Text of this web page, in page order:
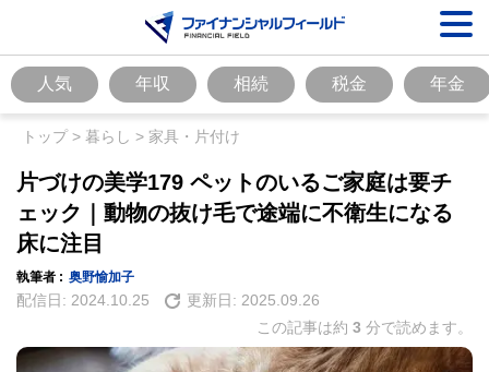
人気 年収 相続 税金 年金
トップ> 暮らし > 家具・片付け
片づけの美学179 ペットのいるご家庭は要チ
ェック｜動物の抜け毛で途端に不衛生になる
床に注目
執筆者 : 奥野愉加子
配信日: 2024.10.25 更新日: 2025.09.26
この記事は約 3 分で読めます。